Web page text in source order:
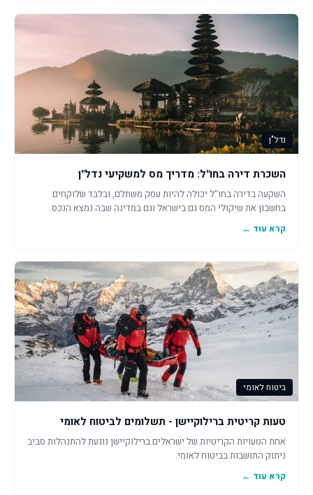
נדל"ן
השכרת דירה בחו"ל: מדריך מס למשקיעי נדל"ן
השקעה בדירה בחו"ל יכולה להיות עסק משתלם, ובלבד שלוקחים
בחשבון את שיקולי המס גם בישראל וגם במדינה שבה נמצא הנכס.
קרא עוד ←
ביטוח לאומי
טעות קריטית ברילוקיישן - תשלומים לביטוח לאומי
אחת הטעויות הקריטיות של ישראלים ברילוקיישן נוגעת להתנהלות סביב
ניתוק התושבות בביטוח לאומי.
קרא עוד ←